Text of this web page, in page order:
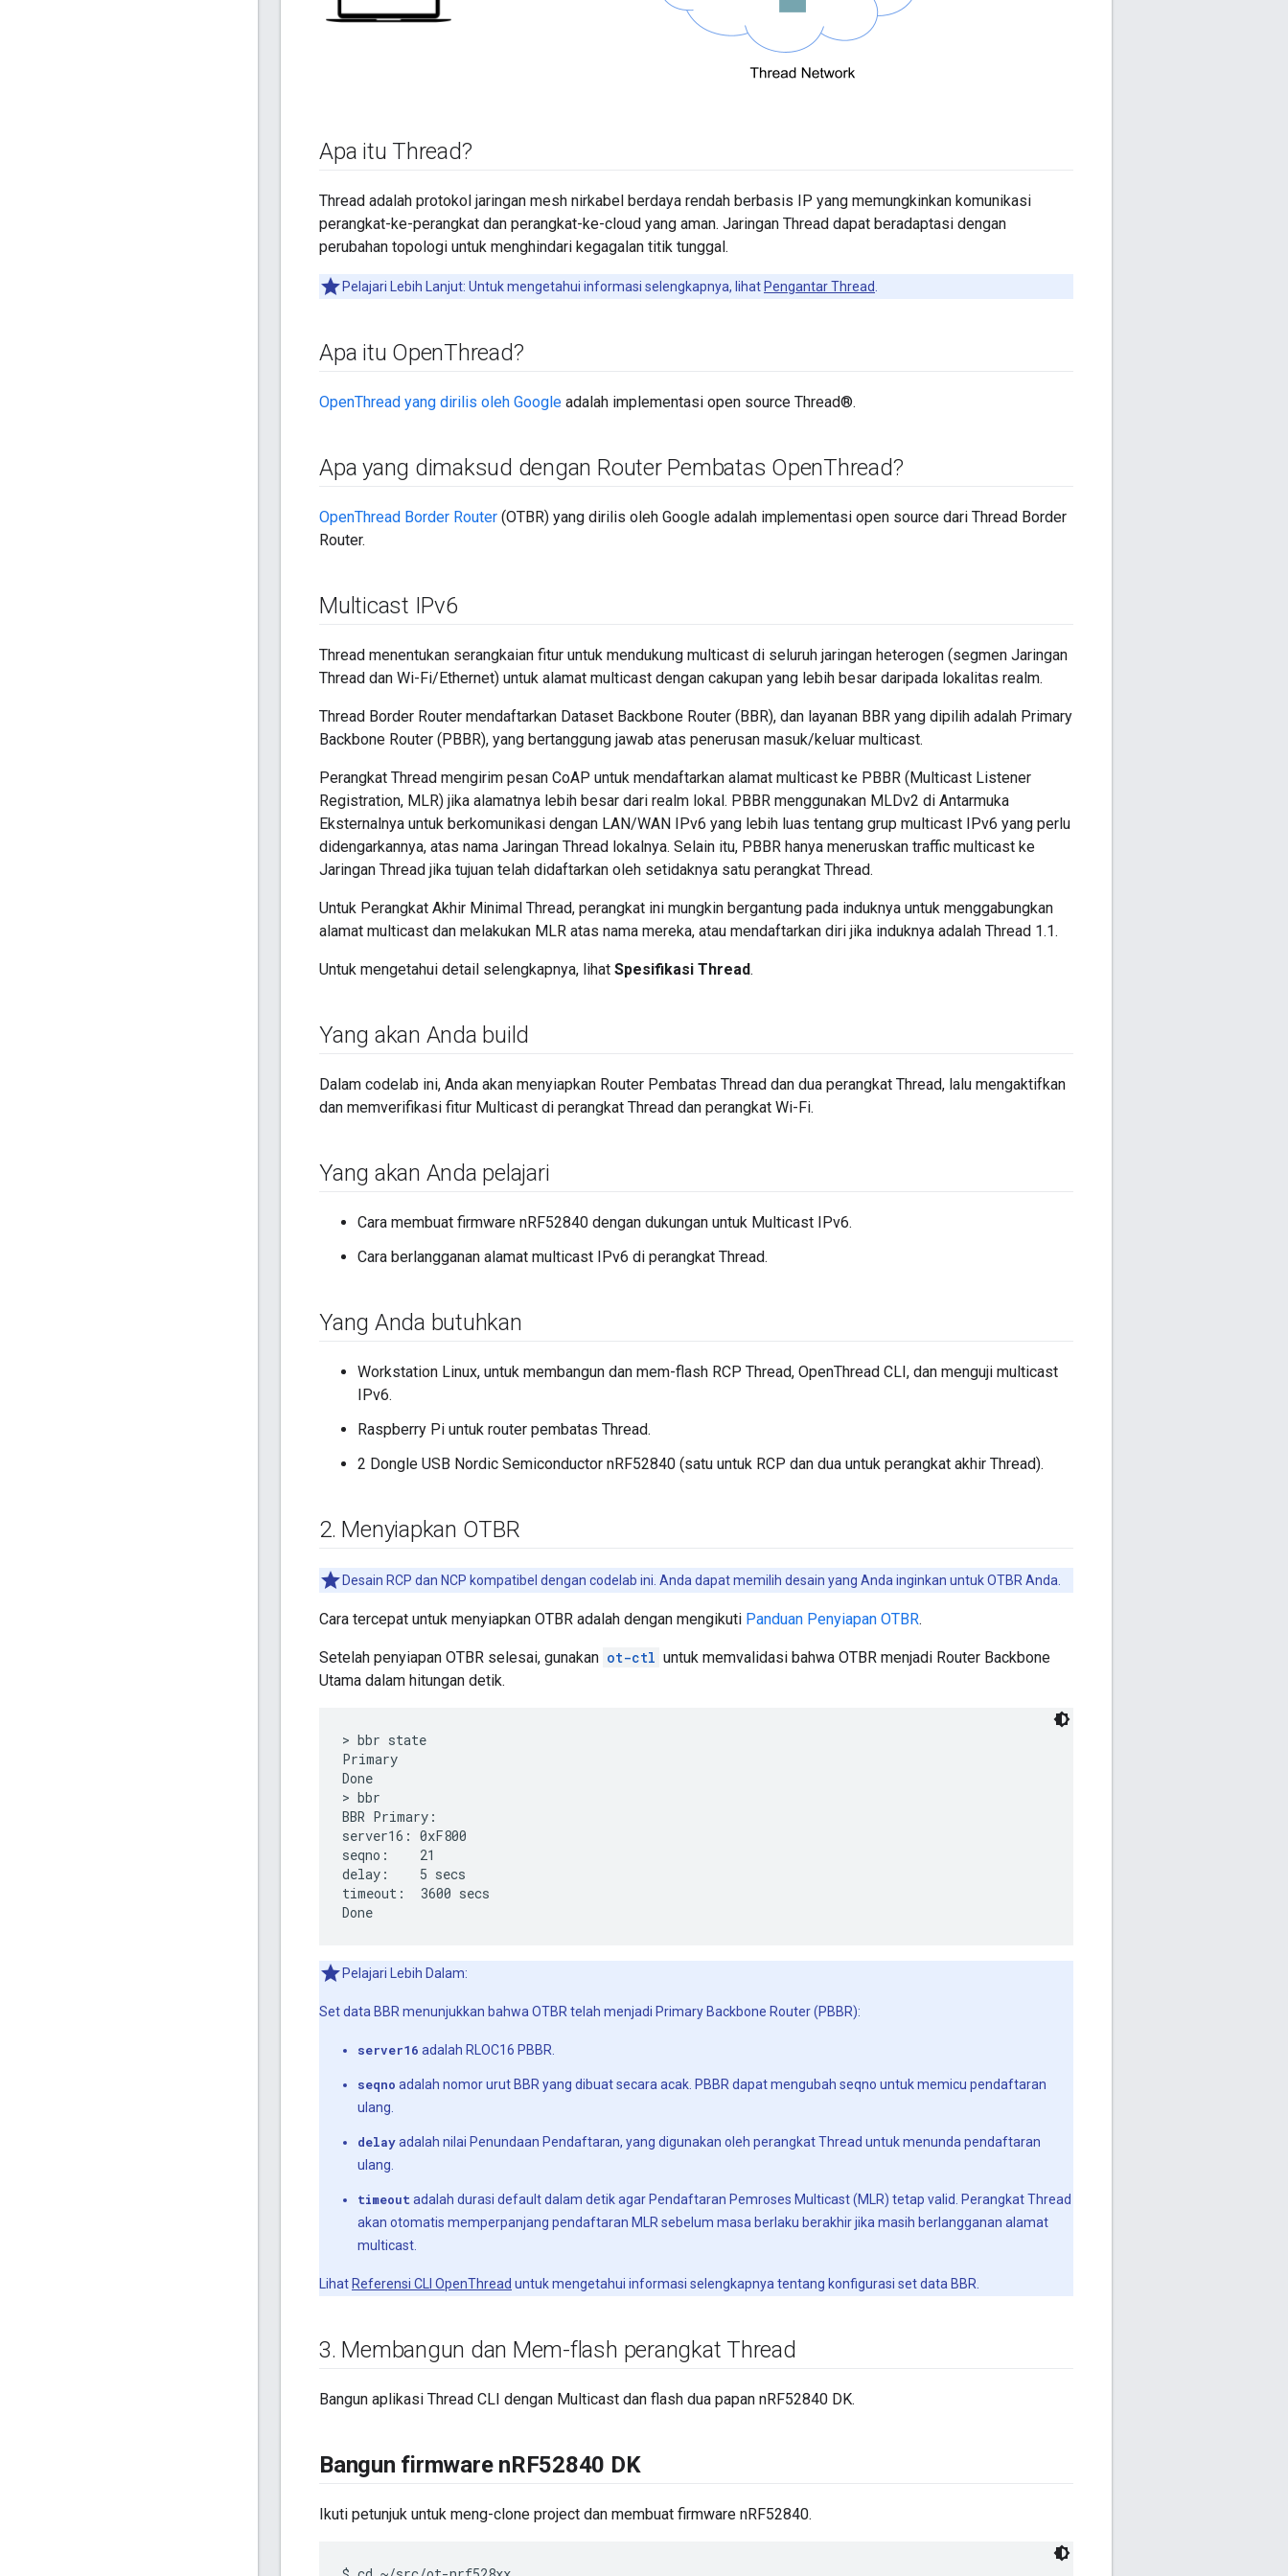
Apa itu Thread?
Thread adalah protokol jaringan mesh nirkabel berdaya rendah berbasis IP yang memungkinkan komunikasi
perangkat-ke-perangkat dan perangkat-ke-cloud yang aman. Jaringan Thread dapat beradaptasi dengan
perubahan topologi untuk menghindari kegagalan titik tunggal.
Pelajari Lebih Lanjut: Untuk mengetahui informasi selengkapnya, lihat Pengantar Thread
Apa itu OpenThread?
OpenThread yang dirilis oleh Google adalah implementasi open source Thread®.
Apa yang dimaksud dengan Router Pembatas OpenThread?
OpenThread Border Router (OTBR) yang dirilis oleh Google adalah implementasi open source dari Thread Border
Router.
Multicast IPv6
Thread menentukan serangkaian fitur untuk mendukung multicast di seluruh jaringan heterogen (segmen Jaringan
Thread dan Wi-Fi/Ethernet) untuk alamat multicast dengan cakupan yang lebih besar daripada lokalitas realm.
Thread Border Router mendaftarkan Dataset Backbone Router (BBR), dan layanan BBR yang dipilih adalah Primary
Backbone Router (PBBR), yang bertanggung jawab atas penerusan masuk/keluar multicast.
Perangkat Thread mengirim pesan CoAP untuk mendaftarkan alamat multicast ke PBBR (Multicast Listener
Registration, MLR) jika alamatnya lebih besar dari realm lokal. PBBR menggunakan MLDv2 di Antarmuka
Eksternalnya untuk berkomunikasi dengan LAN/WAN IPv6 yang lebih luas tentang grup multicast IPv6 yang perlu
didengarkannya, atas nama Jaringan Thread lokalnya. Selain itu, PBBR hanya meneruskan traffic multicast ke
Jaringan Thread jika tujuan telah didaftarkan oleh setidaknya satu perangkat Thread.
Untuk Perangkat Akhir Minimal Thread, perangkat ini mungkin bergantung pada induknya untuk menggabungkan
alamat multicast dan melakukan MLR atas nama mereka, atau mendaftarkan diri jika induknya adalah Thread 1.1.
Untuk mengetahui detail selengkapnya, lihat Spesifikasi Thread.
Yang akan Anda build
Dalam codelab ini, Anda akan menyiapkan Router Pembatas Thread dan dua perangkat Thread, lalu mengaktifkan
dan memverifikasi fitur Multicast di perangkat Thread dan perangkat Wi-Fi.
Yang akan Anda pelajari
Cara membuat firmware nRF52840 dengan dukungan untuk Multicast IPv6.
Cara berlangganan alamat multicast IPv6 di perangkat Thread.
Yang Anda butuhkan
Workstation Linux, untuk membangun dan mem-flash RCP Thread, OpenThread CLI, dan menguji multicast
IPv6.
Raspberry Pi untuk router pembatas Thread.
2 Dongle USB Nordic Semiconductor nRF52840 (satu untuk RCP dan dua untuk perangkat akhir Thread).
2. Menyiapkan OTBR
Desain RCP dan NCP kompatibel dengan codelab ini. Anda dapat memilih desain yang Anda inginkan untuk OTBR Anda.
Cara tercepat untuk menyiapkan OTBR adalah dengan mengikuti Panduan Penyiapan OTBR.
Setelah penyiapan OTBR selesai, gunakan ot-ctl untuk memvalidasi bahwa OTBR menjadi Router Backbone
Utama dalam hitungan detik.
> bbr state
Primary
Done
> bbr
BBR Primary:
server16: 0xF800
seqno:    21
delay:    5 secs
timeout:  3600 secs
Pelajari Lebih Dalam:
Set data BBR menunjukkan bahwa OTBR telah menjadi Primary Backbone Router (PBBR):
server16 adalah RLOC16 PBBR.
seqno adalah nomor urut BBR yang dibuat secara acak. PBBR dapat mengubah seqno untuk memicu pendaftaran
ulang.
delayadalah nilai Penundaan Pendaftaran, yang digunakan oleh perangkat Thread untuk menunda pendaftaran
ulang.
timeout adalah durasi default dalam detik agar Pendaftaran Pemroses Multicast (MLR) tetap valid. Perangkat Thread
akan otomatis memperpanjang pendaftaran MLR sebelum masa berlaku berakhir jika masih berlangganan alamat
multicast.
Lihat Referensi CLI OpenThread untuk mengetahui informasi selengkapnya tentang konfigurasi set data BBR.
3. Membangun dan Mem-flash perangkat Thread
Bangun aplikasi Thread CLI dengan Multicast dan flash dua papan nRF52840 DK.
Bangun firmware nRF52840 DK
Ikuti petunjuk untuk meng-clone project dan membuat firmware nRF52840.